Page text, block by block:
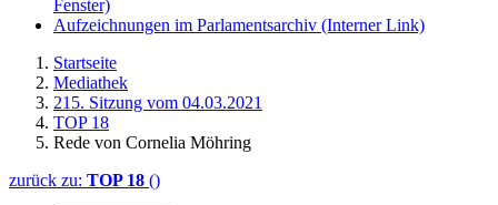
Fenster)
Aufzeichnungen im Parlamentsarchiv (Interner Link)
Startseite
Mediathek
215. Sitzung vom 04.03.2021
TOP 18
Rede von Cornelia Möhring
zurück zu: TOP 18 ()